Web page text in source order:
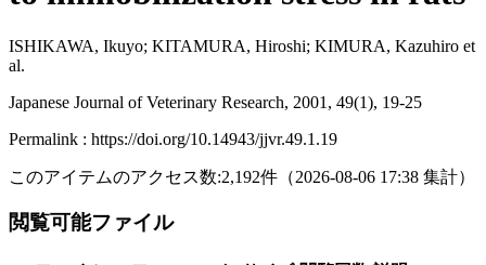
ISHIKAWA, Ikuyo; KITAMURA, Hiroshi; KIMURA, Kazuhiro et
al.
Japanese Journal of Veterinary Research, 2001, 49(1), 19-25
Permalink : https://doi.org/10.14943/jjvr.49.1.19
このアイテムのアクセス数:2,192件 （2026-08-06 17:38 集計）
閲覧可能ファイル